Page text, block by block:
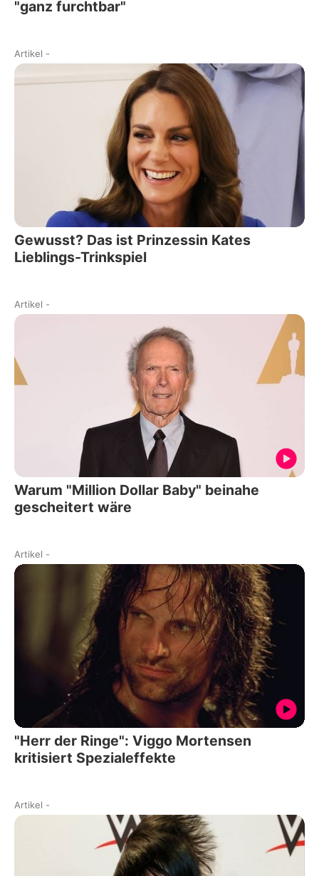
"ganz furchtbar"
Artikel -
Gewusst? Das ist Prinzessin Kates
Lieblings-Trinkspiel
Artikel -
Warum "Million Dollar Baby" beinahe
gescheitert wäre
Artikel -
"Herr der Ringe": Viggo Mortensen
kritisiert Spezialeffekte
Artikel -